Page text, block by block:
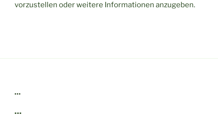
vorzustellen oder weitere Informationen anzugeben.
…
…